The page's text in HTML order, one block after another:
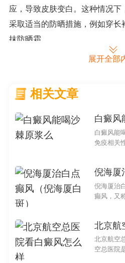
应，导致皮肤变白。这种情况
采取适当的防晒措施，例如穿长
抹防晒霜。
婴儿皮肤在太阳底下特别白
取一些预防措施。在阳光强烈
肤免受紫外线的伤害。注意保持
避免使用刺激性的清洁用品。
婴儿皮肤在太阳底下特别白可能
正确的保护措施和关注将一些婴
要在婴儿的日常生活中注重皮肤
的健康和幸福。
婴儿皮肤在太阳
展开全部
相关文章
白癜风
白癜风能
免疫相关
倪海厦治
癫风，又
北京航空
空总医院